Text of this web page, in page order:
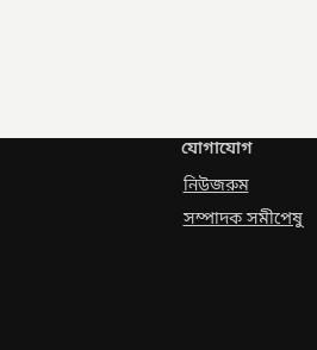
যোগাযোগ
নিউজরুম
সম্পাদক সমীপেষু